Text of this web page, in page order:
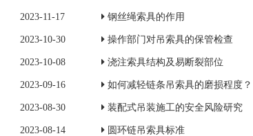
2023-11-17 钢丝绳索具的作用
2023-10-30 操作部门对吊索具的保管检查
2023-10-08 浇注索具结构及易断裂部位
2023-09-16 如何减轻链条吊索具的磨损程度？
2023-08-30 装配式吊装施工的安全风险研究
2023-08-14 圆环链吊索具标准